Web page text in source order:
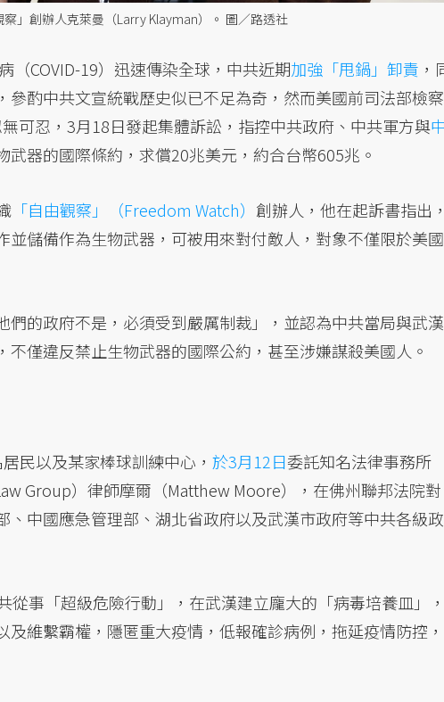
」創辦人克萊曼（Larry Klayman）。 圖／路透社
（COVID-19）迅速傳染全球，中共近期加強「甩鍋」卸責 ，
參酌中共文宣統戰歷史似已不足為奇，然而美國前司法部檢察
可忍，3月18日發起集體訴訟，指控中共政府、中共軍方與
器的國際條約，求償20兆美元，約合台幣605兆。
「自由觀察」（Freedom Watch） 創辦人，他在起訴書指出，
並儲備作為生物武器，可被用來對付敵人，對象不僅限於美國
們的政府不是，必須受到嚴厲制裁」，並認為中共當局與武漢
僅違反禁止生物武器的國際公約，甚至涉嫌謀殺美國人。
民以及某家棒球訓練中心， 於3月12日委託知名法律事務所
Group）律師摩爾（Matthew Moore），在佛州聯邦法院對
、中國應急管理部、湖北省政府以及武漢市政府等中共各級政
事「超級危險行動」，在武漢建立龐大的「病毒培養皿」，
維繫霸權，隱匿重大疫情，低報確診病例，拖延疫情防控，